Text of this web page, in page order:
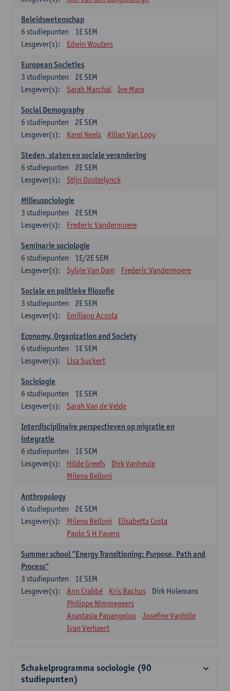
Beleidswetenschap
1E SEM
6 studiepunten
Lesgever(s):
Edwin Wouters
European Societies
2E SEM
3 studiepunten
Lesgever(s):
Sarah Marchal Ive Marx
Social Demography
2E SEM
6 studiepunten
Lesgever(s):
Karel Neels Kilian Van Looy
Steden, staten en sociale verandering
2E SEM
6 studiepunten
Lesgever(s):
Stijn Oosterlynck
Milieusociologie
2E SEM
3 studiepunten
Lesgever(s):
Frederic Vandermoere
Seminarie sociologie
1E/2E SEM
6 studiepunten
Lesgever(s):
Sylvie Van Dam Frederic Vandermoere
Sociale en politieke filosofie
2E SEM
3 studiepunten
Lesgever(s):
Emiliano Acosta
Economy, Organization and Society
1E SEM
6 studiepunten
Lesgever(s):
Lisa Suckert
Sociologie
1E SEM
6 studiepunten
Lesgever(s):
Sarah Van de Velde
Interdisciplinaire perspectieven op migratie en
integratie
1E SEM
6 studiepunten
Lesgever(s):
Hilde Greefs
Dirk Vanheule
Milena Belloni
Anthropology
2E SEM
6 studiepunten
Lesgever(s):
Milena Belloni
Elisabetta Costa
Paolo S H Favero
Summer school “Energy Transitioning: Purpose, Path and
Process”
1E SEM
3 studiepunten
Lesgever(s):
Ann Crabbé Kris Bachus
Dirk Holemans
Philippe Nimmegeers
Anastasia Papangelou
Josefine Vanhille
Ivan Verhaert
Schakelprogramma sociologie (90
studiepunten)